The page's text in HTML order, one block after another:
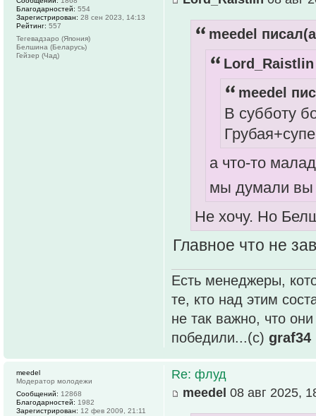
meedel
meedel
В субботу
а что-то
мы думали вы
Не хочу. Но
Главное что не
Есть менеджеры,
те, кто над этим
не так важно, что
победили...(с) graf34
Благодарностей: 554
Зарегистрирован: 28 сен 2023, 14:13
Рейтинг: 557
Тегевадзаро (Япония)
Белшина (Беларусь)
Гейзер (Чад)
Re: флуд
meedel 08 авг 2025,
meedel
Модератор молодежи
Сообщений: 12868
Благодарностей: 1982
Зарегистрирован: 12 фев 2009, 21:11